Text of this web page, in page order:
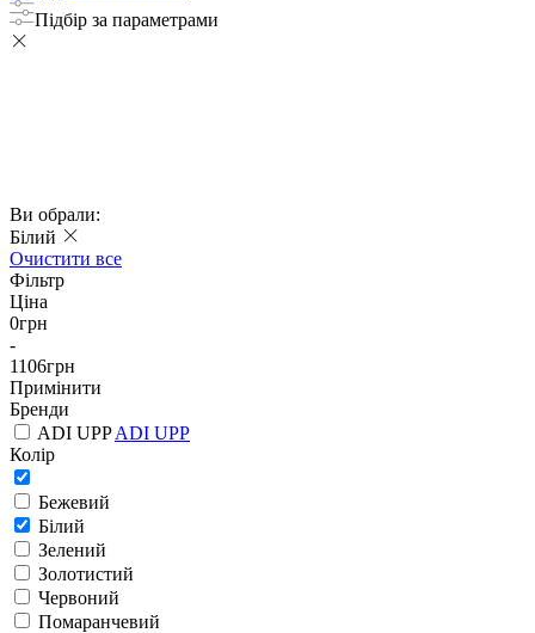
Підбір за параметрами
Ви обрали:
Білий
Очистити все
Фільтр
Ціна
0грн
-
1106грн
Примінити
Бренди
ADI UPPADI UPP
Колір
Бежевий
Білий
Зелений
Золотистий
Червоний
Помаранчевий